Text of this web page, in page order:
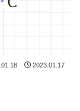
2023.01.17